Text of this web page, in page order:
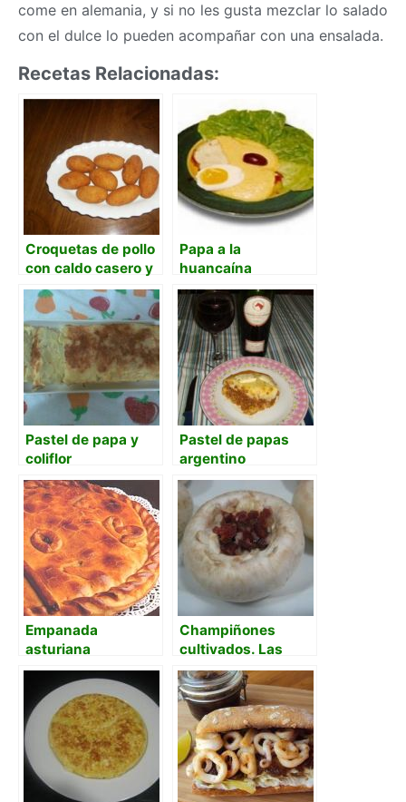
come en alemania, y si no les gusta mezclar lo salado
con el dulce lo pueden acompañar con una ensalada.
Recetas Relacionadas:
Croquetas de pollo
con caldo casero y
cebolla rallada
Papa a la
huancaína
Pastel de papa y
coliflor
Pastel de papas
argentino
Empanada
asturiana
Champiñones
cultivados. Las
nuevas tecnologías
en la tradición.